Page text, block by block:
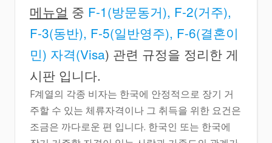
메뉴얼 중 F-1(방문동거), F-2(거주),
F-3(동반), F-5(일반영주), F-6(결혼이
민) 자격(Visa) 관련 규정을 정리한 게
시판 입니다.
F계열의 각종 비자는 한국에 안정적으로 장기 거
주할 수 있는 체류자격이나 그 취득을 위한 요건은
조금은 까다로운 편 입니다. 한국인 또는 한국에